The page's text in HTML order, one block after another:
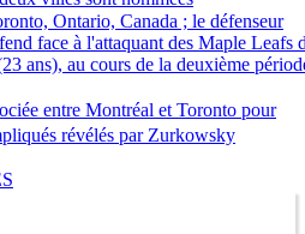
entre Montréal et Toronto pour
révélés par Zurkowsky